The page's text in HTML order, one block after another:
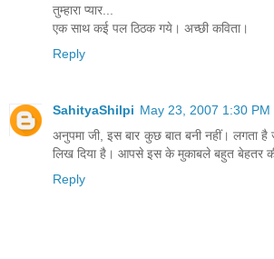
तुम्हारा प्यार...
एक साथ कई पल ठिठक गये। अच्‍छी कविता।
Reply
SahityaShilpi May 23, 2007 1:30 PM
अनुपमा जी, इस बार कुछ बात बनी नहीं। लगता
लिख दिया है। आपसे इस के मुकाबले बहुत बेहतर की
Reply